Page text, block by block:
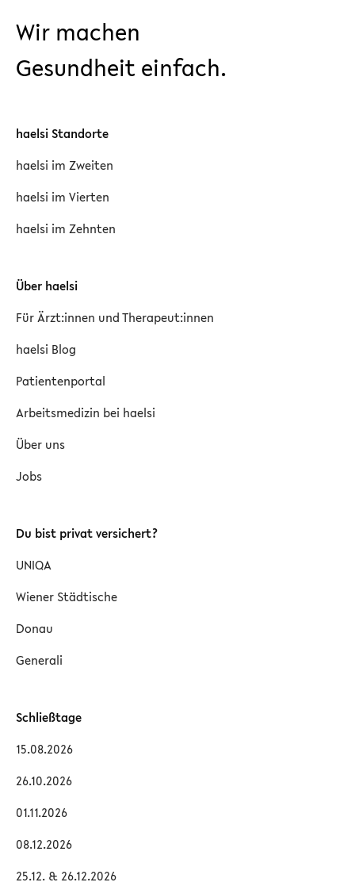
Wir machen
Gesundheit einfach.
haelsi Standorte
haelsi im Zweiten
haelsi im Vierten
haelsi im Zehnten
Über haelsi
Für Ärzt:innen und Therapeut:innen
haelsi Blog
Patientenportal
Arbeitsmedizin bei haelsi
Über uns
Jobs
Du bist privat versichert?
UNIQA
Wiener Städtische
Donau
Generali
Schließtage
15.08.2026
26.10.2026
01.11.2026
08.12.2026
25.12. & 26.12.2026